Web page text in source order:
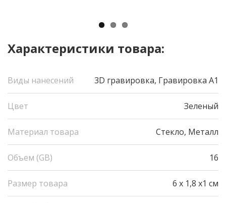
Характеристики товара:
Виды нанесений 3D гравировка, Гравировка А1
Цвет Зеленый
Материал товара Стекло, Металл
Объем (GB) 16
Размер товара 6 x 1,8 x1 см